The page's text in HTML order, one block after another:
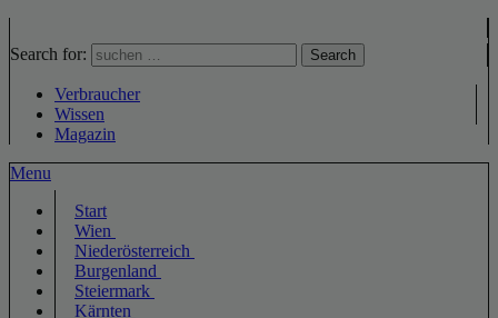
Search for: Search
Verbraucher
Wissen
Magazin
Menu
Start
Wien
Niederösterreich
Burgenland
Steiermark
Kärnten